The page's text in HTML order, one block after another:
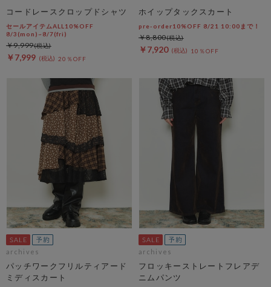
コードレースクロップドシャツ
セールアイテムALL10%OFF
8/3(mon)~8/7(fri)
￥7,999 20％OFF
￥9,999
ホイップタックスカート
pre-order10%OFF 8/21 10:00まで！
￥7,920 10％OFF
￥8,800
archives
パッチワークフリルティアード
ミディスカート
archives
フロッキーストレートフレアデ
ニムパンツ